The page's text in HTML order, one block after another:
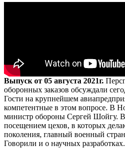
Выпуск от 05 августа 2021г.
оборонных заказов обсуждали
Гости на крупнейшем
компетентные в этом вопросе. В
министр обороны Сергей Шойгу.
посещением цехов, в которых
поколения, главный военный
Говорили и о научных разработках.